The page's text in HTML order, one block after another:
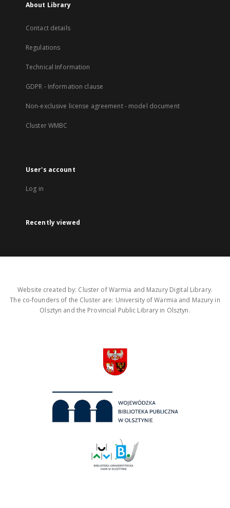
About Library
Contact details
Regulations
Technical Information
GDPR - Information clause
Non-exclusive license agreement - model document
Cluster WMBC
User's account
Log in
Recently viewed
Website created by: Cluster of Warmia and Mazury Digital Library.
The co-founders of the Cluster are: University of Warmia and Mazury in
Olsztyn and the Provincial Public Library in Olsztyn.